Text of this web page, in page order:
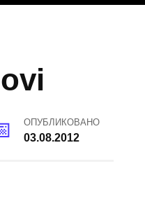
ОПУБЛИКОВАНО
03.08.2012